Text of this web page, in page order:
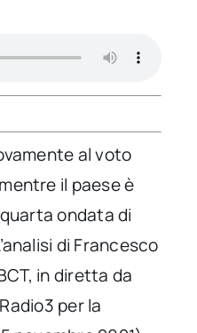
al voto
il paese è
ondata di
di Francesco
in diretta da
per la